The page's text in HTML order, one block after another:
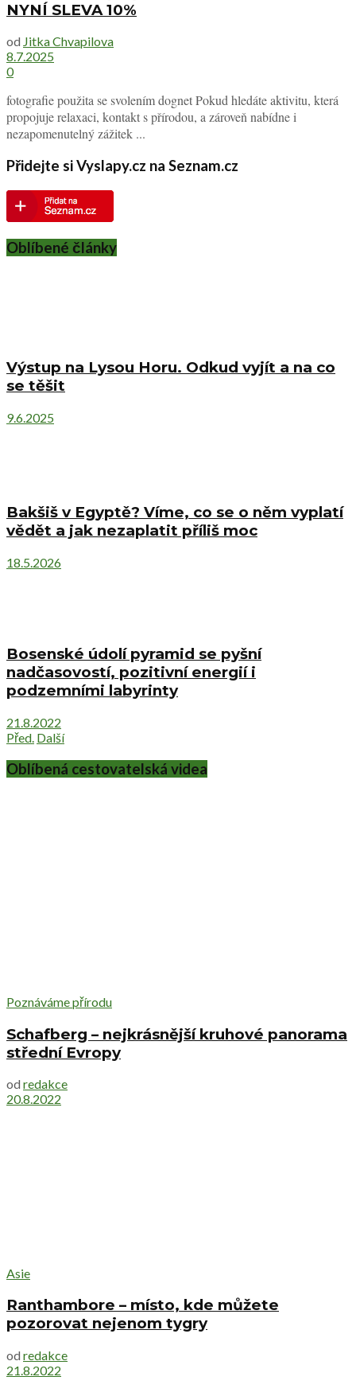
NYNÍ SLEVA 10%
od Jitka Chvapilova
8.7.2025
0
fotografie použita se svolením dognet Pokud hledáte aktivitu, která
propojuje relaxaci, kontakt s přírodou, a zároveň nabídne i
nezapomenutelný zážitek ...
Přidejte si Vyslapy.cz na Seznam.cz
Oblíbené články
Výstup na Lysou Horu. Odkud vyjít a na co
se těšit
9.6.2025
Bakšiš v Egyptě? Víme, co se o něm vyplatí
vědět a jak nezaplatit příliš moc
18.5.2026
Bosenské údolí pyramid se pyšní
nadčasovostí, pozitivní energií i
podzemními labyrinty
21.8.2022
Před. Další
Oblíbená cestovatelská videa
Poznáváme přírodu
Schafberg – nejkrásnější kruhové panorama
střední Evropy
od redakce
20.8.2022
Asie
Ranthambore – místo, kde můžete
pozorovat nejenom tygry
od redakce
21.8.2022